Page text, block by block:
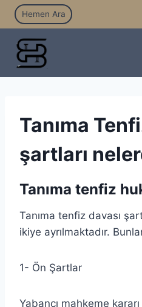
Hemen Ara
Tanıma
şartları
Tanıma tenfiz
Tanıma tenfiz davası
ikiye ayrılmaktadır.
1- Ön Şartlar
Yabancı mahkeme kararı